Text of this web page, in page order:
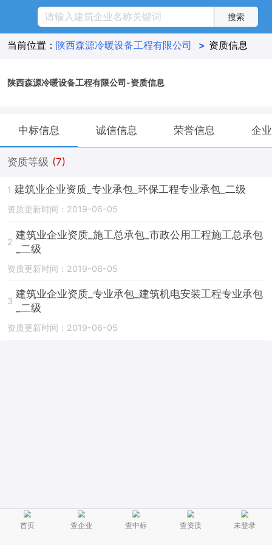
当前位置： 陕西森源冷暖设备工程有限公司 > 资质信息
陕西森源冷暖设备工程有限公司-资质信息
中标信息 诚信信息 荣誉信息 企
资质等级 (7)
1 建筑业企业资质_专业承包_环保工程专业承包_二级
资质更新时间：2019-06-05
2
建筑业企业资质_施工总承包_市政公用工程施工总承包
_二级
资质更新时间：2019-06-05
3
建筑业企业资质_专业承包_建筑机电安装工程专业承包
_二级
资质更新时间：2019-06-05
首页 查企业 查中标 查资质 未登录